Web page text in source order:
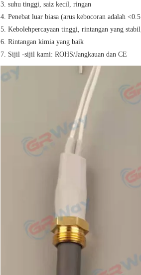
3. suhu tinggi, saiz kecil, ringan
4. Penebat luar biasa (arus kebocoran adalah
5. Kebolehpercayaan tinggi, rintangan yang
6. Rintangan kimia yang baik
7. Sijil -sijil kami: ROHS/Jangkauan dan CE